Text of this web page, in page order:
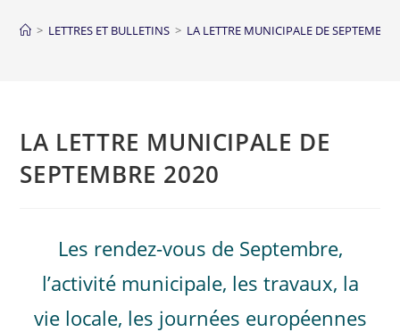
> LETTRES ET BULLETINS > LA LETTRE MUNICIPALE DE
LA LETTRE MUNICIPALE DE
SEPTEMBRE 2020
Les rendez-vous de Septembre,
l’activité municipale, les travaux, la
vie locale, les journées européennes